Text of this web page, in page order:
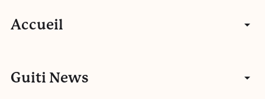
Accueil
Articles
Guiti News